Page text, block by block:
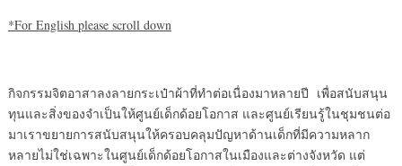
*For English please scroll down
กิจกรรมจิตอาสาลงลายกระเป๋าผ้าที่ทำต่อเนื่องมาหลายปี เพื่อสนับสนุน
ทุนและสิ่งของจำเป็นให้ศูนย์เด็กด้อยโอกาส และศูนย์เรียนรู้ในชุมชนต่อ
มาเราขยายการสนับสนุนให้ครอบคลุมปัญหาด้านเด็กที่มีความหลาก
หลายไม่ใช่เฉพาะในศูนย์เด็กด้อยโอกาสในเมืองและต่างจังหวัด แต่